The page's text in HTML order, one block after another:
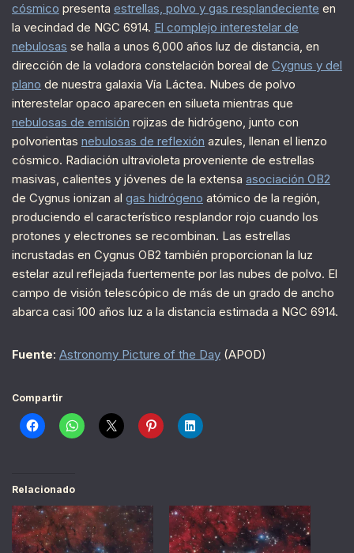
cósmico presenta estrellas, polvo y gas resplandeciente en
la vecindad de NGC 6914. El complejo interestelar de
nebulosas se halla a unos 6,000 años luz de distancia, en
dirección de la voladora constelación boreal de Cygnus y del
plano de nuestra galaxia Vía Láctea. Nubes de polvo
interestelar opaco aparecen en silueta mientras que
nebulosas de emisión rojizas de hidrógeno, junto con
polvorientas nebulosas de reflexión azules, llenan el lienzo
cósmico. Radiación ultravioleta proveniente de estrellas
masivas, calientes y jóvenes de la extensa asociación OB2
de Cygnus ionizan al gas hidrógeno atómico de la región,
produciendo el característico resplandor rojo cuando los
protones y electrones se recombinan. Las estrellas
incrustadas en Cygnus OB2 también proporcionan la luz
estelar azul reflejada fuertemente por las nubes de polvo. El
campo de visión telescópico de más de un grado de ancho
abarca casi 100 años luz a la distancia estimada a NGC 6914.
Fuente: Astronomy Picture of the Day (APOD)
Compartir
Relacionado